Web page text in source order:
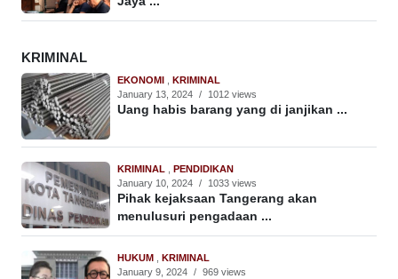
KRIMINAL
EKONOMI
KRIMINAL
January 13, 2024 / 1012 views
Uang habis barang yang di janjikan ...
KRIMINAL
PENDIDIKAN
January 10, 2024 / 1033 views
Pihak kejaksaan Tangerang akan
menulusuri pengadaan ...
HUKUM
KRIMINAL
January 9, 2024 / 969 views